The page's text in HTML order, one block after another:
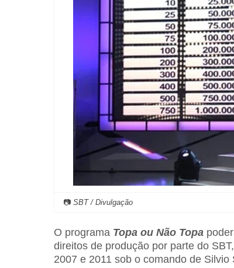
📷 SBT / Divulgação
O programa Topa ou Não Topa
direitos de produção por parte do
2007 e 2011 sob o comando de